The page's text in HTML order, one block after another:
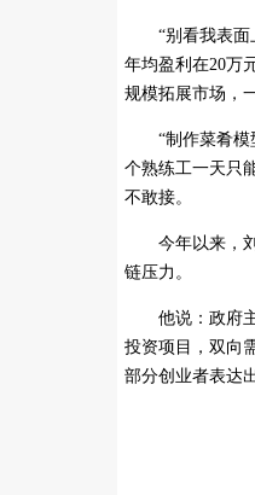
“别看我表面上
年均盈利在20万
规模拓展市场，
“制作菜肴模型
个熟练工一天只
不敢接。
今年以来，刘
链压力。
他说：政府主
投资项目，双向
部分创业者表达